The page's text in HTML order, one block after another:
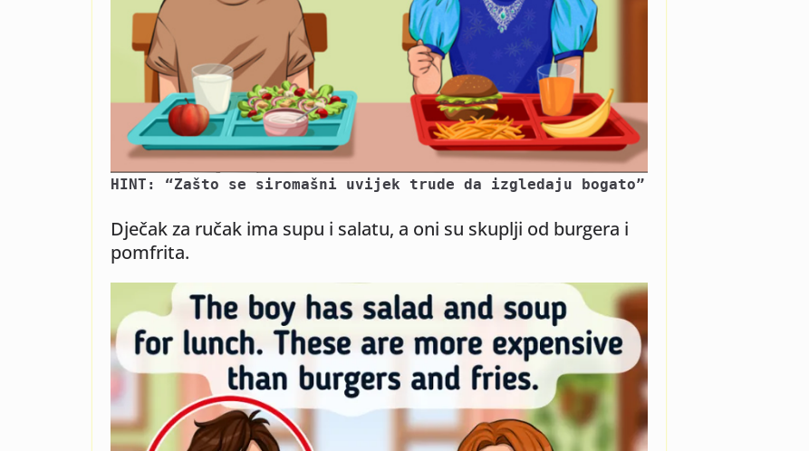
HINT: “Zašto se siromašni uvijek trude da izgledaju bogato”
Dječak za ručak ima supu i salatu, a oni su skuplji od burgera i
pomfrita.